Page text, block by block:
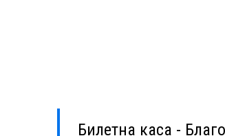
Билетна каса -